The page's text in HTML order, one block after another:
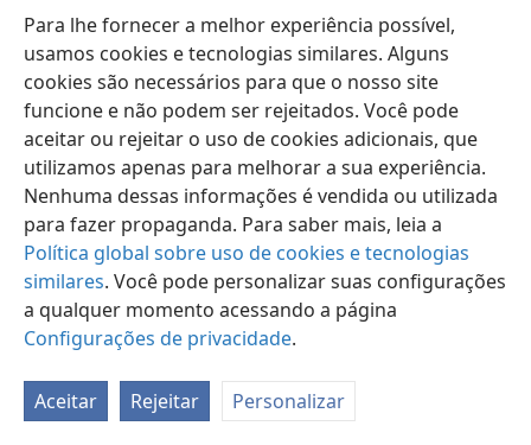
Para lhe fornecer a melhor experiência possível,
usamos cookies e tecnologias similares. Alguns
cookies são necessários para que o nosso site
funcione e não podem ser rejeitados. Você pode
aceitar ou rejeitar o uso de cookies adicionais, que
utilizamos apenas para melhorar a sua experiência.
Nenhuma dessas informações é vendida ou utilizada
para fazer propaganda. Para saber mais, leia a
Política global sobre uso de cookies e tecnologias
similares. Você pode personalizar suas configurações
a qualquer momento acessando a página
Configurações de privacidade.
Aceitar Rejeitar Personalizar
Português (Brasil) Preferências
Copyright© 2026 Watch Tower Bible and Tract Society of Pennsylvania
Termos de Uso
Política de Privacidade
Configurações de Privacidade
JW.ORG Login